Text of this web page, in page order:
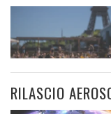
RILASCIO